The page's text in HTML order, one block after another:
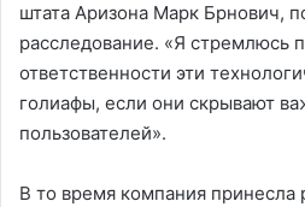
штата Аризона Марк Брнович,
расследование. «Я стремлюсь
ответственности эти
голиафы, если они скрывают
пользователей».
В то время компания принесла